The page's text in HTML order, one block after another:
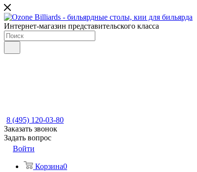
Интернет-магазин представительского класса
8 (495) 120-03-80
Заказать звонок
Задать вопрос
Войти
Корзина0